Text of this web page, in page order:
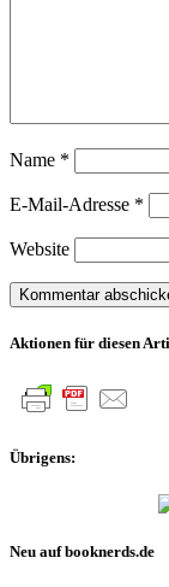
Name *
E-Mail-Adresse *
Website
Aktionen für diesen
Übrigens:
Neu auf booknerds.de